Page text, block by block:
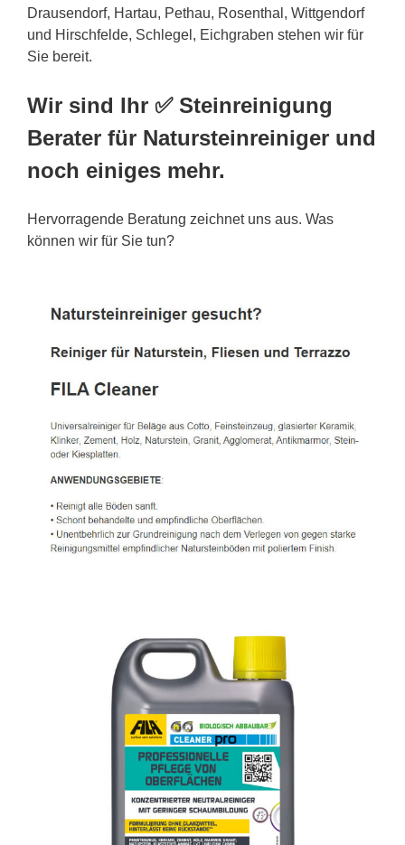
Drausendorf, Hartau, Pethau, Rosenthal, Wittgendorf
und Hirschfelde, Schlegel, Eichgraben stehen wir für
Sie bereit.
Wir sind Ihr ✅ Steinreinigung
Berater für Natursteinreiniger und
noch einiges mehr.
Hervorragende Beratung zeichnet uns aus. Was
können wir für Sie tun?